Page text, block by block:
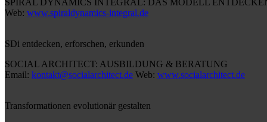
Web: www.spiraldynamics-integral.de
SDi entdecken, erforschen, erkunden
SOCIAL ARCHITECT: AUSBILDUNG & BERATUNG
Email: kontakt@socialarchitect.de Web: www.socialarchitect.de
Transformationen evolutionär gestalten